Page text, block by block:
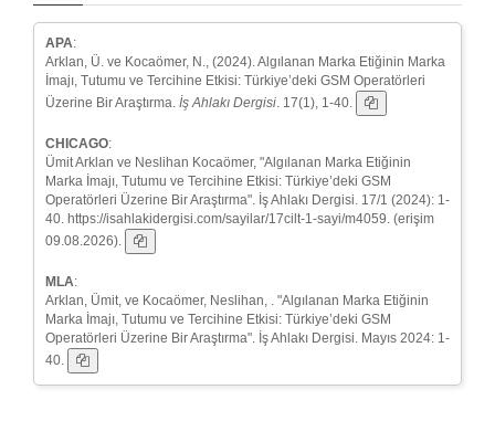
APA:
Arklan, Ü. ve Kocaömer, N., (2024). Algılanan Marka Etiğinin Marka
İmajı, Tutumu ve Tercihine Etkisi: Türkiye’deki GSM Operatörleri
Üzerine Bir Araştırma. İş Ahlakı Dergisi . 17(1), 1-40.
CHICAGO:
Ümit Arklan ve Neslihan Kocaömer, "Algılanan Marka Etiğinin
Marka İmajı, Tutumu ve Tercihine Etkisi: Türkiye’deki GSM
Operatörleri Üzerine Bir Araştırma". İş Ahlakı Dergisi. 17/1 (2024): 1-
40. https://isahlakidergisi.com/sayilar/17cilt-1-sayi/m4059. (erişim
09.08.2026).
MLA:
Arklan, Ümit, ve Kocaömer, Neslihan, . "Algılanan Marka Etiğinin
Marka İmajı, Tutumu ve Tercihine Etkisi: Türkiye’deki GSM
Operatörleri Üzerine Bir Araştırma". İş Ahlakı Dergisi. Mayıs 2024: 1-
40.